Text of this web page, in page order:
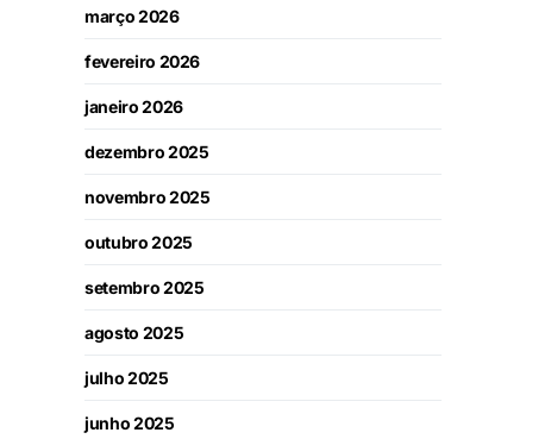
março 2026
fevereiro 2026
janeiro 2026
dezembro 2025
novembro 2025
outubro 2025
setembro 2025
agosto 2025
julho 2025
junho 2025